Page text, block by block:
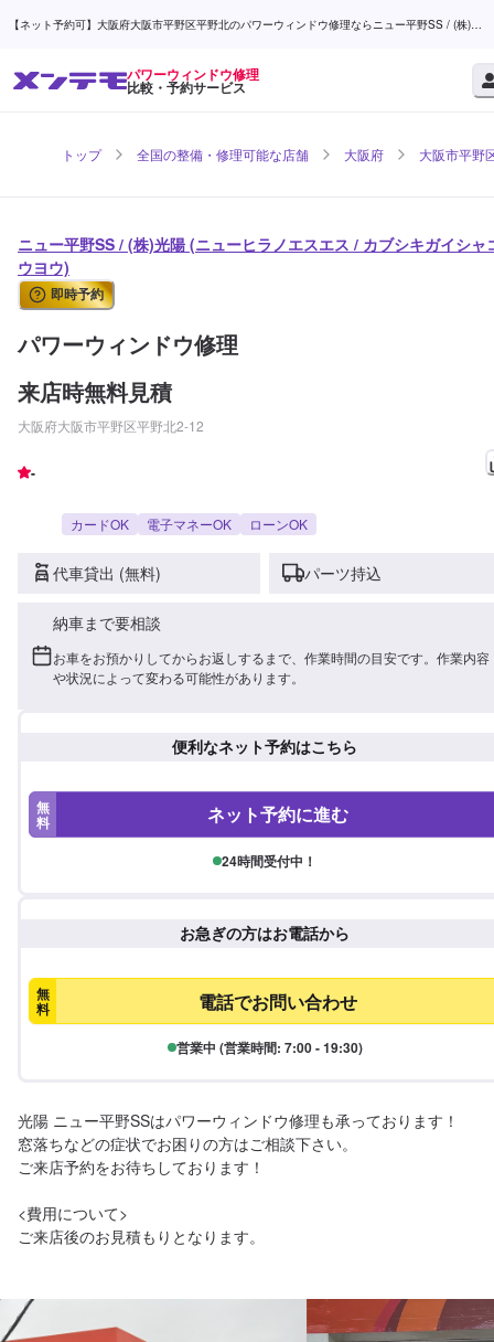
【ネット予約可】大阪府大阪市平野区平野北のパワーウィンドウ修理ならニュー平野SS / (株)光
パワーウィンドウ修理
比較・予約サービス
トップ 全国の整備・修理可能な店舗 大阪府 大阪市平野
ニュー平野SS / (株)光陽 (ニューヒラノエスエス / カブシキガイシャ
ウヨウ)
即時予約
パワーウィンドウ修理
来店時無料見積
大阪府大阪市平野区平野北2-12
-
カードOK 電子マネーOK ローンOK
代車貸出 (無料) パーツ持込
納車まで要相談
お車をお預かりしてからお返しするまで、作業時間の目安です。作業内容
や状況によって変わる可能性があります。
便利なネット予約はこちら
無
料 ネット予約に進む
24時間受付中！
お急ぎの方はお電話から
無
料 電話でお問い合わせ
営業中 (営業時間: 7:00 - 19:30)
光陽 ニュー平野SSはパワーウィンドウ修理も承っております！
窓落ちなどの症状でお困りの方はご相談下さい。
ご来店予約をお待ちしております！
<費用について>
ご来店後のお見積もりとなります。